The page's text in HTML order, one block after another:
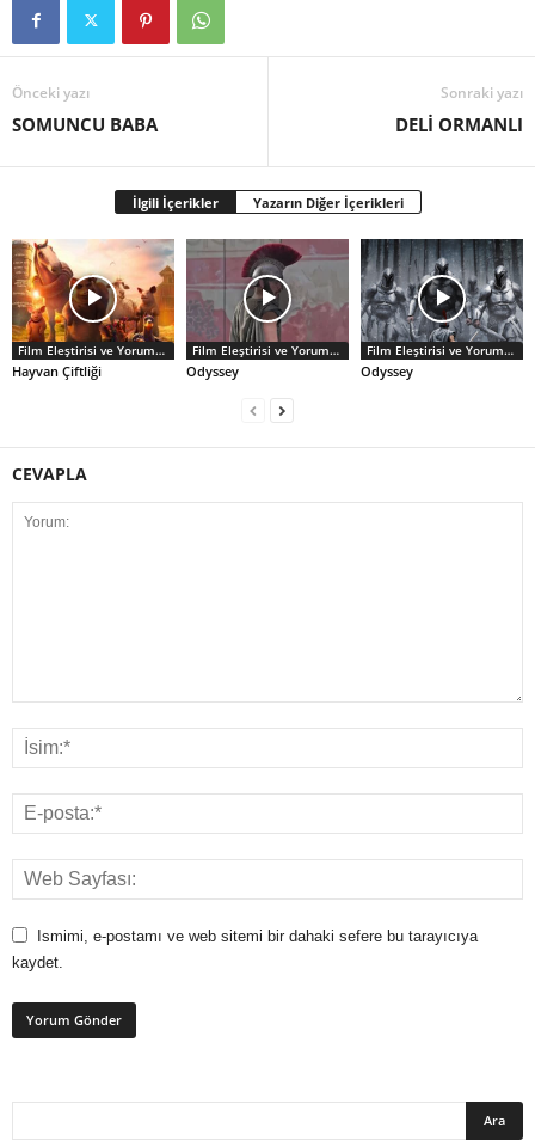
Önceki yazı
SOMUNCU BABA
Sonraki yazı
DELİ ORMANLI
İlgili İçerikler Yazarın Diğer İçerikleri
Film Eleştirisi ve Yorumlar
Hayvan Çiftliği
Film Eleştirisi ve Yorumlar
Odyssey
Film Eleştirisi ve Yorumlar
Odyssey
CEVAPLA
Ismimi, e-postamı ve web sitemi bir dahaki sefere bu tarayıcıya
kaydet.